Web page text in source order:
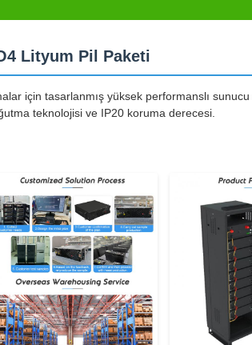
Lityum Pil Paketi
için tasarlanmış yüksek performanslı
teknolojisi ve IP20 koruma derecesi.